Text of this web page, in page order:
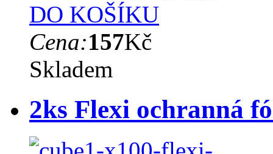
DO KOŠÍKU
Cena:157Kč
Skladem
2ks Flexi ochranná